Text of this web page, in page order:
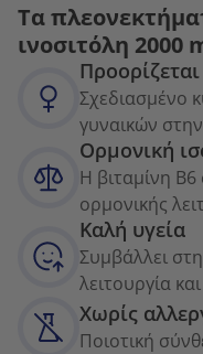
Τα
ινοσιτόλη 2000
Σχεδιασμένο
γυναικών
Ορμονική
Η βιταμίνη
ορμονικής
Καλή υγεία
Συμβάλλει
λειτουργία
Χωρίς
Ποιοτική